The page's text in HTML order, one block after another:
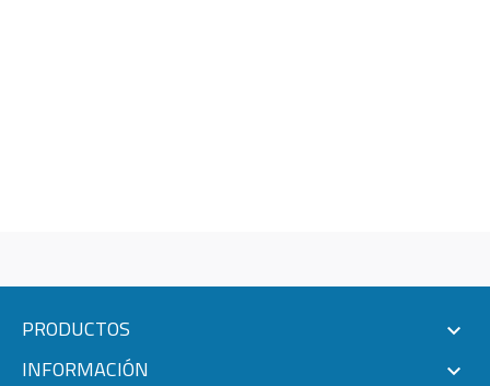
PRODUCTOS 
INFORMACIÓN 